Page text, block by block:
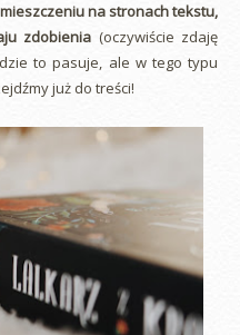
na stronach tekstu,
zdobienia (oczywiście zdaję
to pasuje, ale w tego typu
już do treści!